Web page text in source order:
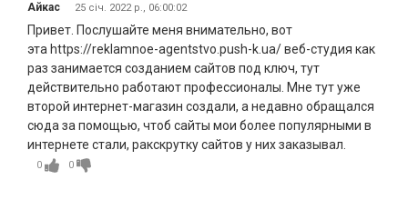
Айкас 25 січ. 2022 р., 06:00:02
Привет. Послушайте меня внимательно, вот
эта https://reklamnoe-agentstvo.push-k.ua/ веб-студия как
раз занимается созданием сайтов под ключ, тут
действительно работают профессионалы. Мне тут уже
второй интернет-магазин создали, а недавно обращался
сюда за помощью, чтоб сайты мои более популярными в
интернете стали, ракскрутку сайтов у них заказывал.
0 0